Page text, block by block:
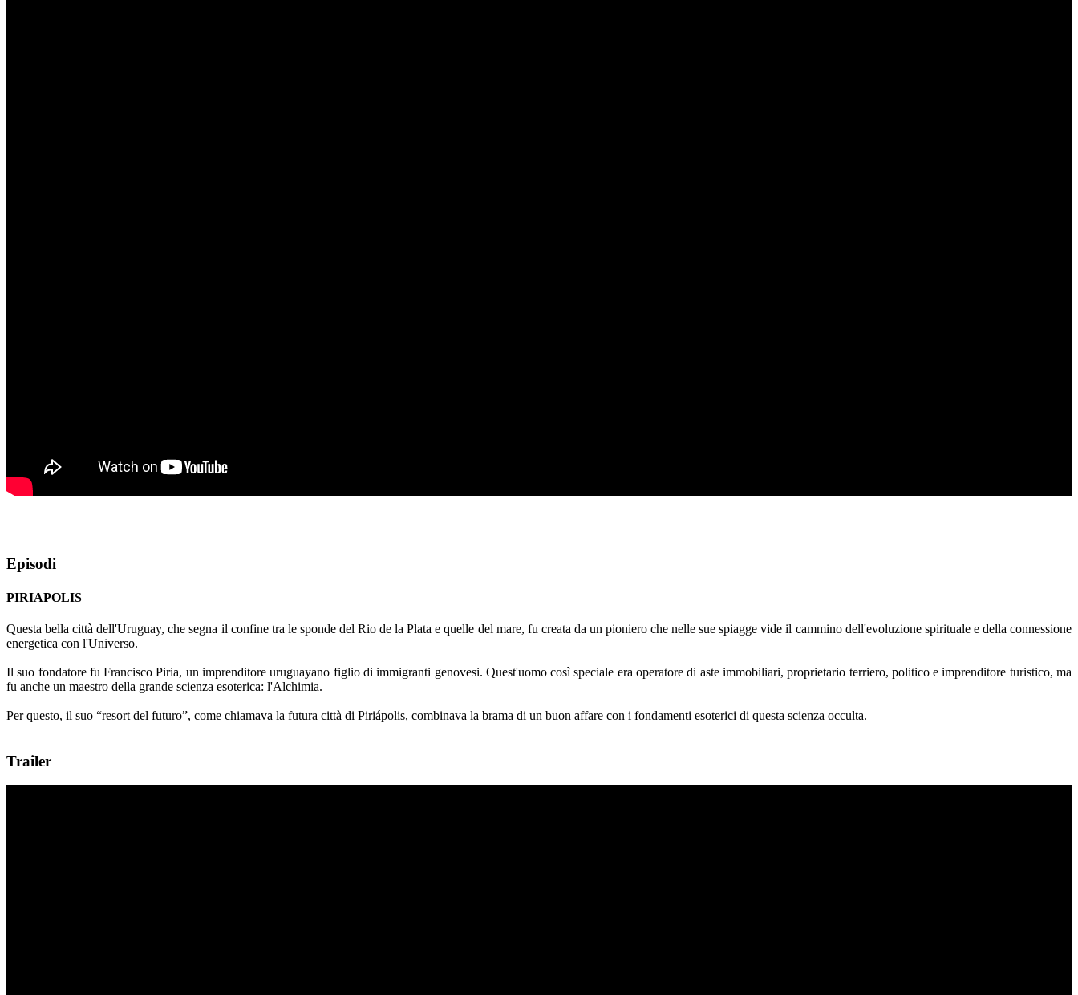
Episodi
PIRIAPOLIS
Questa bella città dell'Uruguay, che segna il confine tra le sponde del Rio de la Plata e quelle del mare, fu creata da un pioniero che nelle sue spiagge vide il cammino dell'evoluzione spirituale e della connessione
energetica con l'Universo.
Il suo fondatore fu Francisco Piria, un imprenditore uruguayano figlio di immigranti genovesi. Quest'uomo così speciale era operatore di aste immobiliari, proprietario terriero, politico e imprenditore turistico, ma
fu anche un maestro della grande scienza esoterica: l'Alchimia.
Per questo, il suo “resort del futuro”, come chiamava la futura città di Piriápolis, combinava la brama di un buon affare con i fondamenti esoterici di questa scienza occulta.
Trailer